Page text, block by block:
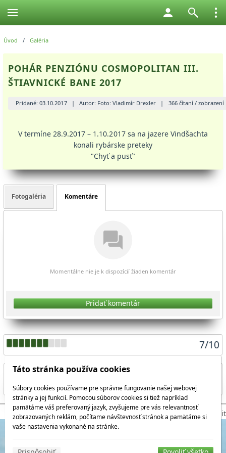
7/10
Zdieľať aktuálnu stránku
Úvod / Galéria
POHÁR PENZIÓNU COSMOPOLITAN III.
ŠTIAVNICKÉ BANE 2017
Pridané: 03.10.2017| Autor: Foto: Vladimír Drexler | 366 čítaní / zobrazení
V termíne 28.9.2017 – 1.10.2017 sa na jazere Vindšachta
konali rybárske preteky
"Chyť a pusť"
Fotogaléria Komentáre
Momentálne nie je k dispozícií žiaden komentár
Pridať komentár
© 2026 WEXBO |www.wexbo.com|Prihlásiť
Táto stránka používa cookies
Súbory cookies používame pre správne fungovanie našej webovej
stránky a jej funkcií. Pomocou súborov cookies si tiež napríklad
pamätáme váš preferovaný jazyk, zvyšujeme pre vás relevantnosť
zobrazovaných reklám, počítame návštevnosť stránok a pamätáme si
vaše nastavenia vykonané na stránke.